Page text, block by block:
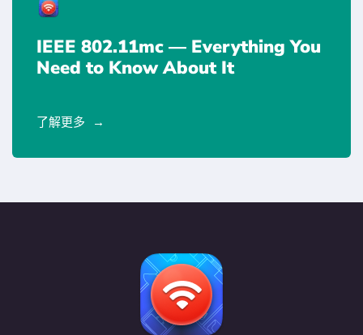
IEEE 802.11mc — Everything You
Need to Know About It
了解更多